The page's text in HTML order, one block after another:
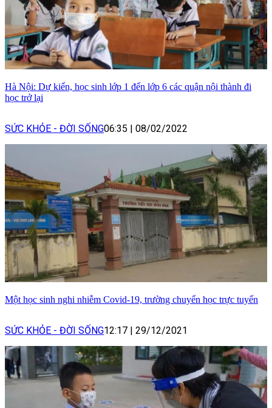
Hà Nội: Dự kiến, học sinh lớp 1 đến lớp 6 các quận nội thành đi
học trở lại
SỨC KHỎE - ĐỜI SỐNG06:35 08/02/2022
Một học sinh nghi nhiễm Covid-19, trường chuyển học trực tuyến
SỨC KHỎE - ĐỜI SỐNG12:17 | 29/12/2021